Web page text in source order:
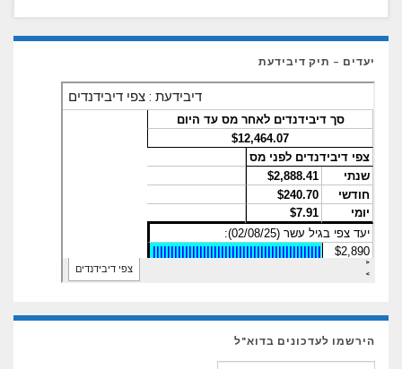
יעדים – תיק דיבידעת
הירשמו לעדכונים בדוא"ל